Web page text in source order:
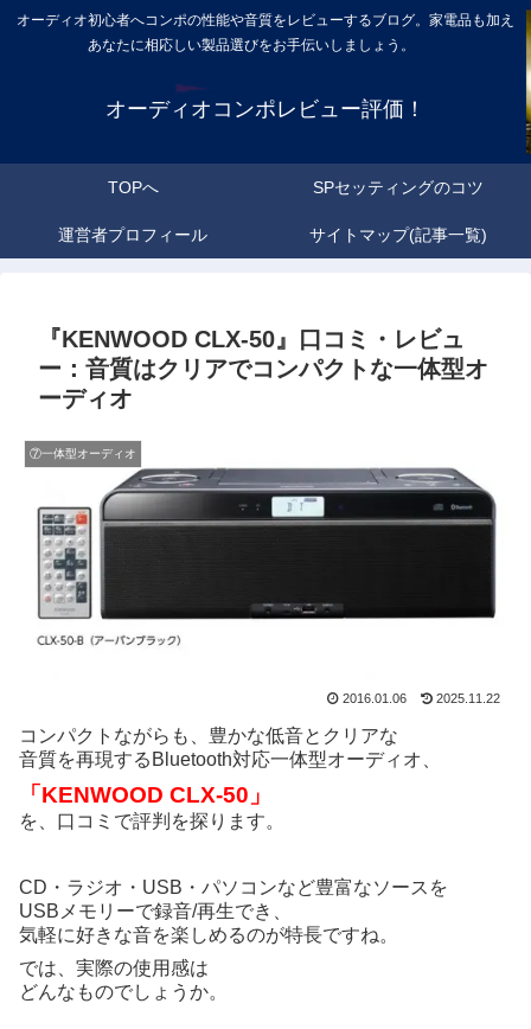
オーディオ初心者へコンポの性能や音質をレビューするブログ。家電品も加え
あなたに相応しい製品選びをお手伝いしましょう。
オーディオコンポレビュー評価！
TOPへ SPセッティングのコツ
運営者プロフィール サイトマップ(記事一覧)
『KENWOOD CLX-50』口コミ・レビュ
ー：音質はクリアでコンパクトな一体型オ
ーディオ
⑦一体型オーディオ
2016.01.06 2025.11.22
コンパクトながらも、豊かな低音とクリアな
音質を再現するBluetooth対応一体型オーディオ、
「KENWOOD CLX-50」
を、口コミで評判を探ります。
CD・ラジオ・USB・パソコンなど豊富なソースを
USBメモリーで録音/再生でき、
気軽に好きな音を楽しめるのが特長ですね。
では、実際の使用感は
どんなものでしょうか。